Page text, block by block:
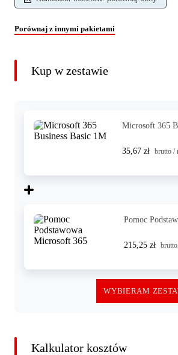
Porównaj z innymi pakietami
Kup w zestawie
Microsoft 365
35,67 zł brutto /
Pomoc
215,25 zł
WYBIERAM
Kalkulator kosztów